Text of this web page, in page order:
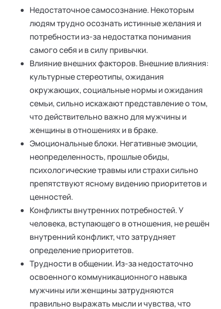
Недостаточное самосознание. Некоторым
людям трудно осознать истинные желания и
потребности из-за недостатка понимания
самого себя и в силу привычки.
Влияние внешних факторов. Внешние влияния:
культурные стереотипы, ожидания
окружающих, социальные нормы и ожидания
семьи, сильно искажают представление о том,
что действительно важно для мужчины и
женщины в отношениях и в браке.
Эмоциональные блоки. Негативные эмоции,
неопределенность, прошлые обиды,
психологические травмы или страхи сильно
препятствуют ясному видению приоритетов и
ценностей.
Конфликты внутренних потребностей. У
человека, вступающего в отношения, не решён
внутренний конфликт, что затрудняет
определение приоритетов.
Трудности в общении. Из-за недостаточно
освоенного коммуникационного навыка
мужчины или женщины затрудняются
правильно выражать мысли и чувства, что